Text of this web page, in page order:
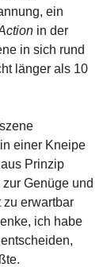
ein
in der
in sich rund
länger als 10
einer Kneipe
Prinzip
Genüge und
erwartbar
ich habe